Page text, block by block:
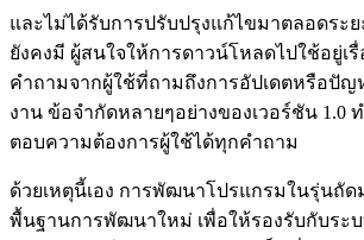
และไม่ได้รับการปรับปรุงแก้ไขมาตลอดระ
ยังคงมี ผู้สนใจให้การดาวน์โหลดไปใช้อยู่เ
คำถามจากผู้ใช้ที่ถามถึงการอัปเดตหรือปัญ
งาน ข้อจำกัดหลายๆอย่างของเวอร์ชัน 1.0
ตอบความต้องการผู้ใช้ได้ทุกคำถาม
ด้วยเหตุนี้เอง การพัฒนาโปรแกรมในรุ่นถัด
พื้นฐานการพัฒนาใหม่ เพื่อให้รองรับกับระ